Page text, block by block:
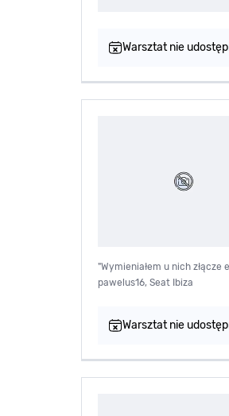
Warsztat nie
"Wymieniałem u nich
pawelus16, Seat Ibiza
Warsztat nie